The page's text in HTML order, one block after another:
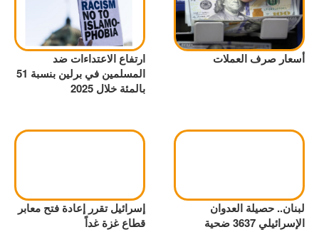
أسعار صرف العملات
ارتفاع الاعتداءات ضد
المسلمين في برلين بنسبة 51
بالمئة خلال 2025
لبنان.. حصيلة العدوان
الإسرائيلي 3637 ضحية
إسرائيل تقرر إعادة فتح معابر
قطاع غزة غداً